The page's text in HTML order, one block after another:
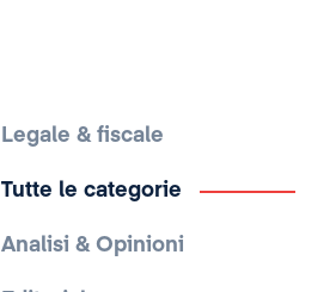
Legale & fiscale
Tutte le categorie
Analisi & Opinioni